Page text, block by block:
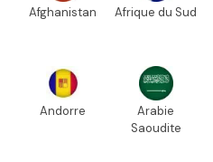
Afghanistan Afrique du Sud
Andorre
Arabie
Saoudite